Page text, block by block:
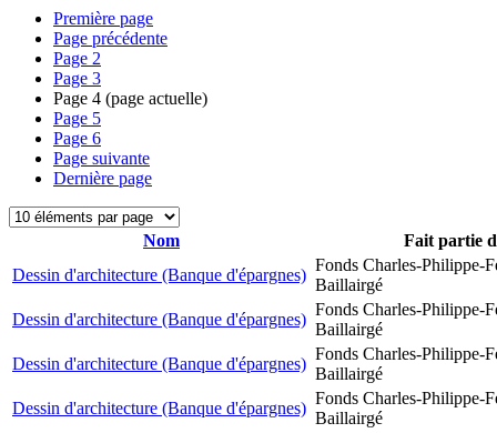
Première page
Page précédente
Page 2
Page 3
Page 4 (page actuelle)
Page 5
Page 6
Page suivante
Dernière page
Nom
Fait partie
Dessin d'architecture (Banque d'épargnes)
Fonds Charles-Philippe-
Baillairgé
Dessin d'architecture (Banque d'épargnes)
Fonds Charles-Philippe-
Baillairgé
Dessin d'architecture (Banque d'épargnes)
Fonds Charles-Philippe-
Baillairgé
Dessin d'architecture (Banque d'épargnes)
Fonds Charles-Philippe-
Baillairgé